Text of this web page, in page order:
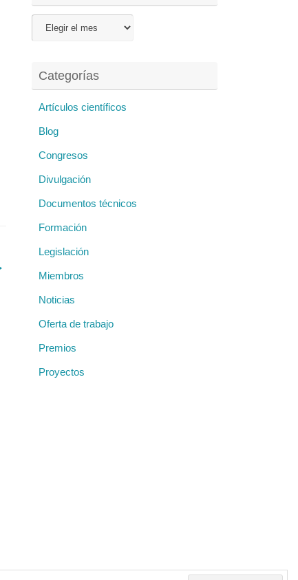
Archivos
Categorías
Artículos científicos
Blog
Congresos
Divulgación
Documentos técnicos
Formación
Legislación
Miembros
Noticias
Oferta de trabajo
Premios
Proyectos